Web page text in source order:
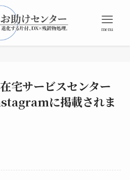
menu
宅サービスセンター
に掲載されま